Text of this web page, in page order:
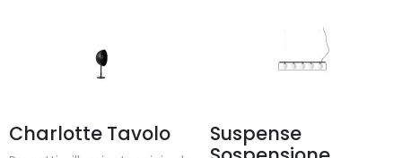
Charlotte Tavolo
Suspense